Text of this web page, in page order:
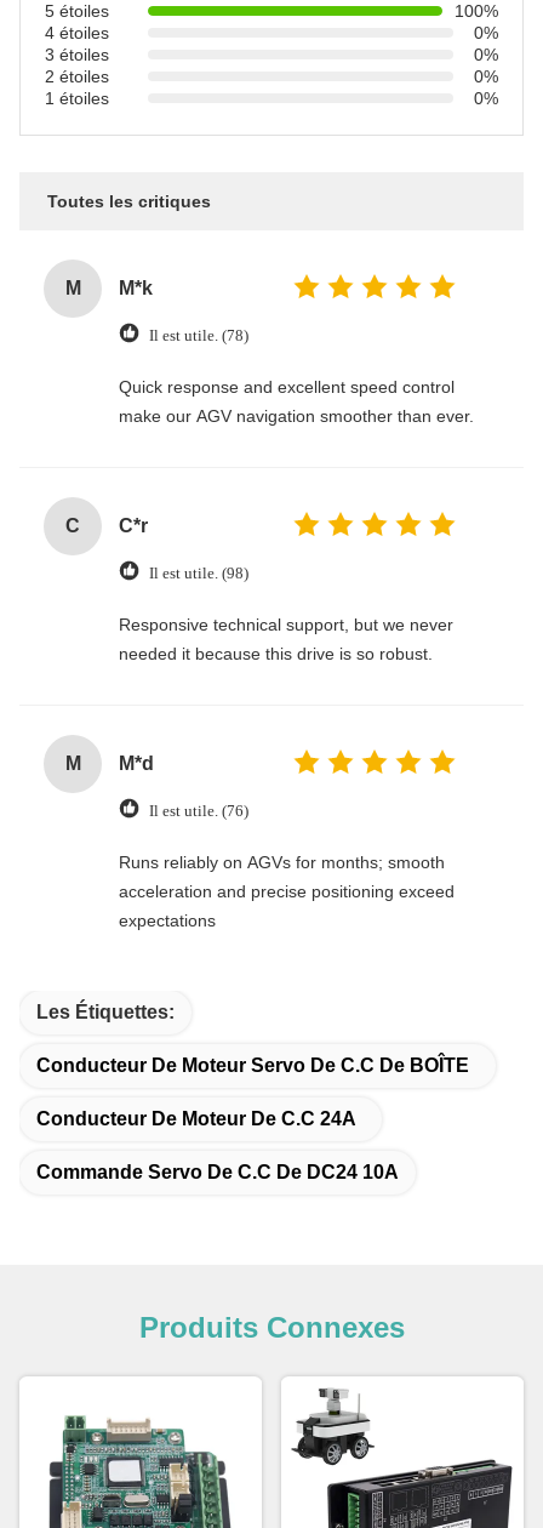
5 étoiles
100%
4 étoiles
0%
3 étoiles
0%
2 étoiles
0%
1 étoiles
0%
Toutes les critiques
M M*k
Il est utile. (78)
Quick response and excellent speed control
make our AGV navigation smoother than ever.
C C*r
Il est utile. (98)
Responsive technical support, but we never
needed it because this drive is so robust.
M M*d
Il est utile. (76)
Runs reliably on AGVs for months; smooth
acceleration and precise positioning exceed
expectations
Les Étiquettes:
Conducteur De Moteur Servo De C.C De BOÎTE
Conducteur De Moteur De C.C 24A
Commande Servo De C.C De DC24 10A
Produits Connexes